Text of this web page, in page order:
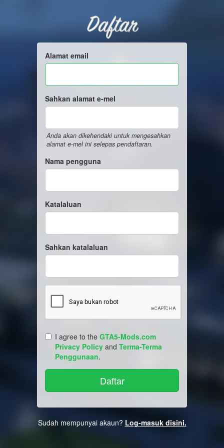
Daftar
Alamat email
Sahkan alamat e-mel
Anda akan dikehendaki untuk mengesahkan
alamat e-mel ini selepas pendaftaran.
Nama pengguna
Katalaluan
Sahkan katalaluan
I agree to the GTA5-Mods.com
Privacy Policy and Terma-Terma
Penggunaan.
Sudah mempunyai akaun? Log-masuk disini.